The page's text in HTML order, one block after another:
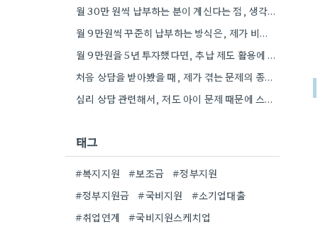
월 30만 원씩 납부하는 분이 계신다는 점, 생각보다 기간이 오래 걸릴 수 있다는 점이 흥미로웠어요.…
월 9만원씩 꾸준히 납부하는 방식은, 제가 비슷한 나이에 투자 공부를 시작할 때 생각했던 방법과 비슷한…
월 9만원을 5년 투자했다면, 추납 제도 활용에 도움이 될 만한 이자라도 모으지 못한 점이 아쉽네요.
처음 상담을 받아봤을 때, 제가 겪는 문제의 종류를 제대로 파악하지 못해서 혼란스러웠던 기억이 나네요. 무료…
심리 상담 관련해서, 저도 아이 문제 때문에 스트레스가 좀 있었거든요. 미리 자료를 준비하는 팁도 좋네요.
태그
#복지지원 #보조금
#정부지원
#정부지원금
#국비지원
#소기업대출
#취업연계
#국비지원스케치업